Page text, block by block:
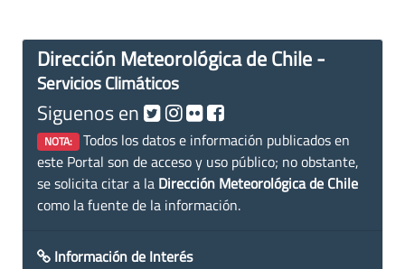
Dirección Meteorológica de Chile -
Servicios Climáticos
Siguenos en
NOTA: Todos los datos e información publicados en
este Portal son de acceso y uso público; no obstante,
se solicita citar a la Dirección Meteorológica de Chile
como la fuente de la información.
Información de Interés